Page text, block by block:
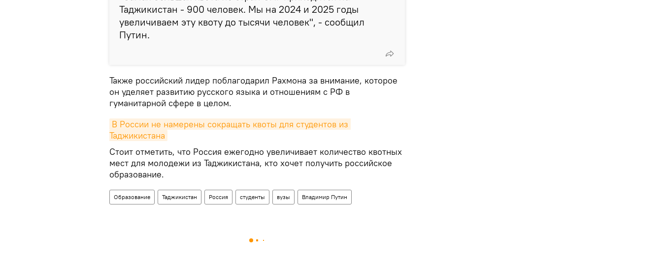
Таджикистан - 900 человек. Мы на 2024 и 2025 годы
увеличиваем эту квоту до тысячи человек", - сообщил
Путин.
Также российский лидер поблагодарил Рахмона за внимание, которое
он уделяет развитию русского языка и отношениям с РФ в
гуманитарной сфере в целом.
В России не намерены сокращать квоты для студентов из
Таджикистана
Стоит отметить, что Россия ежегодно увеличивает количество квотных
мест для молодежи из Таджикистана, кто хочет получить российское
образование.
Образование Таджикистан Россия студенты вузы Владимир Путин